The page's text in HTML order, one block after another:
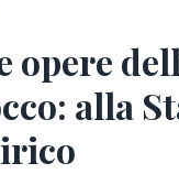
opere
alla